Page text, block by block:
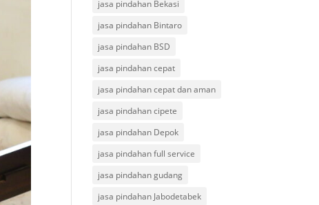
jasa pindahan Bekasi
jasa pindahan Bintaro
jasa pindahan BSD
jasa pindahan cepat
jasa pindahan cepat dan aman
jasa pindahan cipete
jasa pindahan Depok
jasa pindahan full service
jasa pindahan gudang
jasa pindahan Jabodetabek